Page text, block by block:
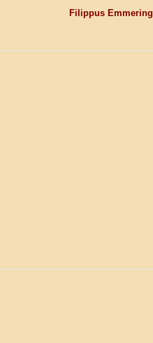
Filippus Emmering